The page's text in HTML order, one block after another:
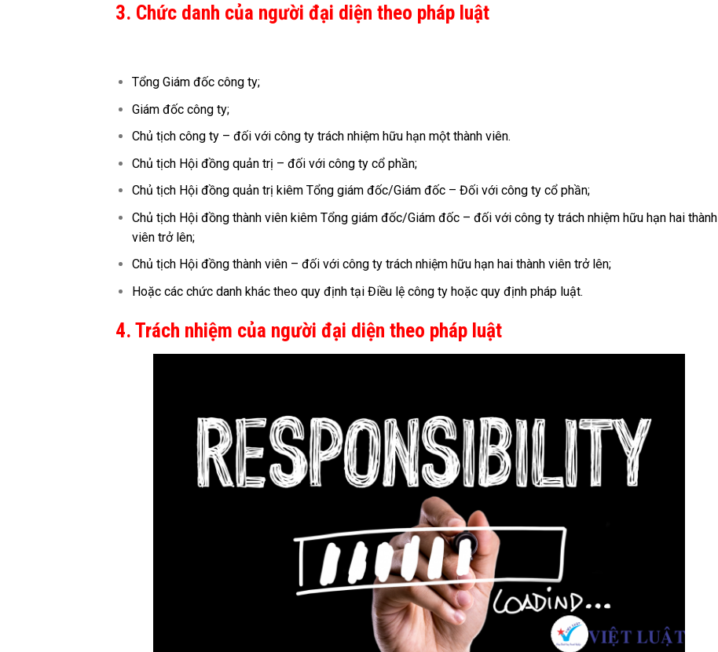
3. Chức danh của người đại diện theo pháp luật
Tổng Giám đốc công ty;
Giám đốc công ty;
Chủ tịch công ty – đối với công ty trách nhiệm hữu hạn một thành viên.
Chủ tịch Hội đồng quản trị – đối với công ty cổ phần;
Chủ tịch Hội đồng quản trị kiêm Tổng giám đốc/Giám đốc – Đối với công ty cổ phần;
Chủ tịch Hội đồng thành viên kiêm Tổng giám đốc/Giám đốc – đối với công ty trách nhiệm hữu hạn hai thành
viên trở lên;
Chủ tịch Hội đồng thành viên – đối với công ty trách nhiệm hữu hạn hai thành viên trở lên;
Hoặc các chức danh khác theo quy định tại Điều lệ công ty hoặc quy định pháp luật.
4. Trách nhiệm của người đại diện theo pháp luật